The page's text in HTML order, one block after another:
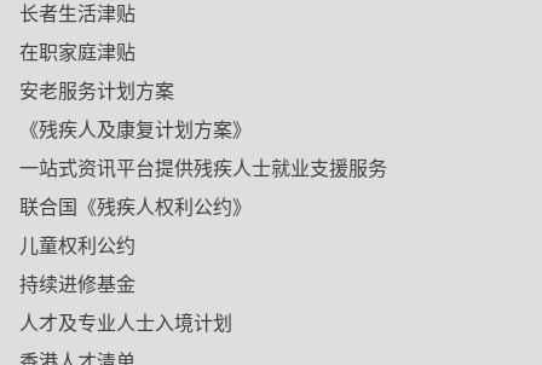
长者生活津贴
在职家庭津贴
安老服务计划方案
《残疾人及康复计划方案》
一站式资讯平台提供残疾人士就业支援服务
联合国《残疾人权利公约》
儿童权利公约
持续进修基金
人才及专业人士入境计划